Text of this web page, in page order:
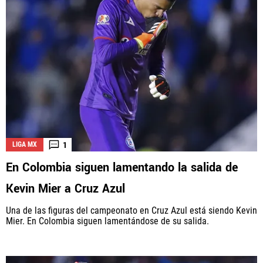
LIGA MX 1
En Colombia siguen lamentando la salida de
Kevin Mier a Cruz Azul
Una de las figuras del campeonato en Cruz Azul está siendo Kevin
Mier. En Colombia siguen lamentándose de su salida.